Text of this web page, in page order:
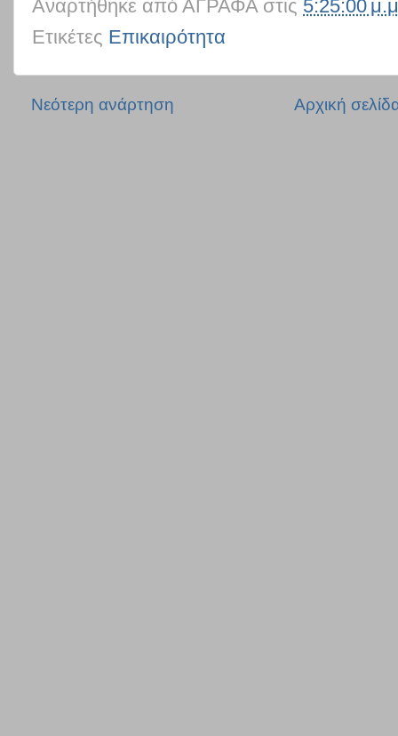
Αναρτήθηκε από ΑΓΡΑΦΑ στις 5:25:00
Ετικέτες Επικαιρότητα
Νεότερη ανάρτηση Αρχική